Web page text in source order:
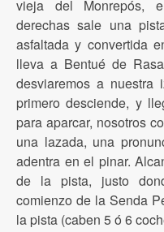
vieja del Monrepós,
derechas sale una
asfaltada y convertida
lleva a Bentué de
desviaremos a nuestra
primero desciende, y
para aparcar, nosotros
una lazada, una
adentra en el pinar.
de la pista, justo
comienzo de la Senda
la pista (caben 5 ó 6